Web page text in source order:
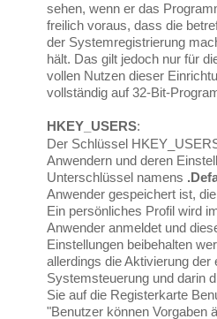
sehen, wenn er das
freilich voraus, dass die
der Systemregistrierung
hält. Das gilt jedoch nur für
vollen Nutzen dieser
vollständig auf 32-Bit-
HKEY_USERS:
Der Schlüssel
Anwendern und deren
Unterschlüssel namens
Anwender gespeichert ist,
Ein persönliches Profil wird
Anwender anmeldet und
Einstellungen beibehalten
allerdings die Aktivierung
Systemsteuerung und darin
Sie auf die Registerkarte
"Benutzer können Vorgaben